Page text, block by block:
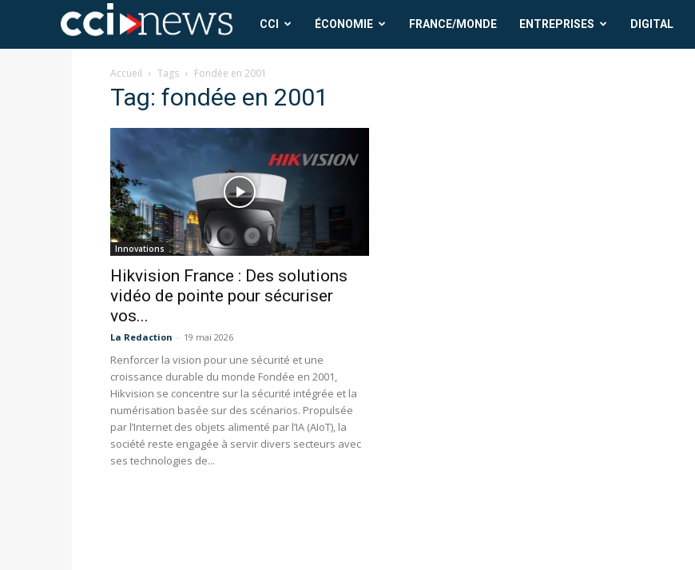
CCI
News
CCI ÉCONOMIE FRANCE/MONDE ENTREPRISES DIGITAL
Accueil Tags Fondée en 2001
Tag: fondée en 2001
Innovations
Hikvision France : Des solutions
vidéo de pointe pour sécuriser
vos...
La Redaction - 19 mai 2026
Renforcer la vision pour une sécurité et une
croissance durable du monde Fondée en 2001,
Hikvision se concentre sur la sécurité intégrée et la
numérisation basée sur des scénarios. Propulsée
par l’Internet des objets alimenté par l’IA (AIoT), la
société reste engagée à servir divers secteurs avec
ses technologies de...